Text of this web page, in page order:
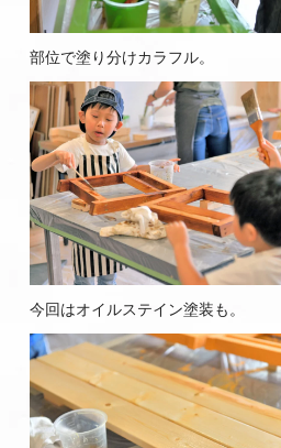
部位で塗り分けカラフル。
今回はオイルステイン塗装も。